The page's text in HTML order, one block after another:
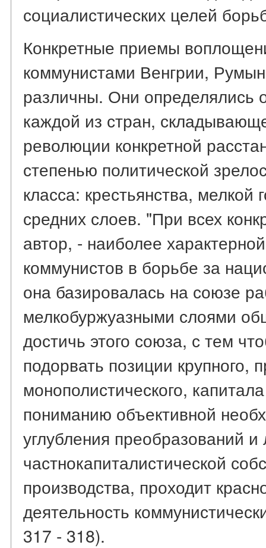
социалистических целей
Конкретные приемы
коммунистами Венгрии,
различны. Они определялись
каждой из стран,
революции конкретной
степенью политической
класса: крестьянства, мелкой
средних слоев. "При всех
автор, - наиболее
коммунистов в борьбе за
она базировалась на союзе
мелкобуржуазными слоями
достичь этого союза, с тем
подорвать позиции крупного,
монополистического,
пониманию объективной
углубления преобразований
частнокапиталистической
производства, проходит
деятельность
317 - 318).